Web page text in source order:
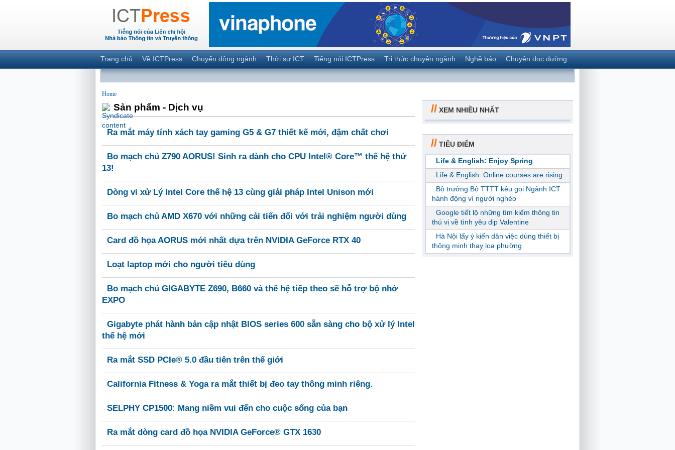
Trang chủ Về ICTPress Chuyển động ngành Thời sự ICT Tiếng nói ICTPress Tri thức chuyên ngành Nghề báo Chuyện dọc đường
Home
Sản phẩm - Dịch vụ
Ra mắt máy tính xách tay gaming G5 & G7 thiết kế mới, đậm chất chơi
Bo mạch chủ Z790 AORUS! Sinh ra dành cho CPU Intel® Core™ thế hệ thứ
13!
Dòng vi xử Lý Intel Core thế hệ 13 cùng giải pháp Intel Unison mới
Bo mạch chủ AMD X670 với những cải tiến đối với trải nghiệm người dùng
Card đồ họa AORUS mới nhất dựa trên NVIDIA GeForce RTX 40
Loạt laptop mới cho người tiêu dùng
Bo mạch chủ GIGABYTE Z690, B660 và thế hệ tiếp theo sẽ hỗ trợ bộ nhớ
EXPO
Gigabyte phát hành bản cập nhật BIOS series 600 sẵn sàng cho bộ xử lý Intel
thế hệ mới
Ra mắt SSD PCIe® 5.0 đầu tiên trên thế giới
California Fitness & Yoga ra mắt thiết bị đeo tay thông minh riêng.
SELPHY CP1500: Mang niềm vui đến cho cuộc sống của bạn
Ra mắt dòng card đồ họa NVIDIA GeForce® GTX 1630
// XEM NHIỀU NHẤT
// TIÊU ĐIỂM
Life & English: Enjoy Spring
Life & English: Online courses are rising
Bộ trưởng Bộ TTTT kêu gọi Ngành ICT
hành động vì người nghèo
Google tiết lộ những tìm kiếm thông tin
thú vị về tình yêu dịp Valentine
Hà Nội lấy ý kiến dân việc dùng thiết bị
thông minh thay loa phường